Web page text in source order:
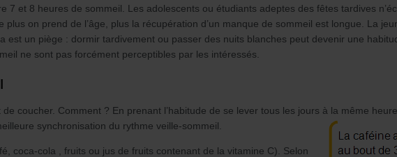
7 et 8 heures de sommeil. Les adolescents ou étudiants adeptes des fêtes tardives
plus on prend de l’âge, plus la récupération d’un manque de sommeil est longue. La
est un piège : dormir tardivement ou passer des nuits blanches peut devenir une
ne sont pas forcément perceptibles par les intéressés.
coucher. Comment ? En prenant l’habitude de se lever tous les jours à la même
synchronisation du rythme veille-sommeil.
coca-cola , fruits ou jus de fruits contenant de la vitamine C). Selon